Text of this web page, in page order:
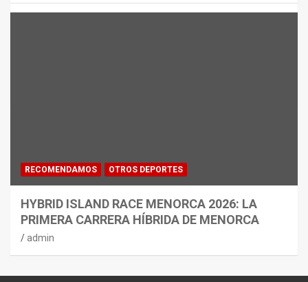
RECOMENDAMOS OTROS DEPORTES
HYBRID ISLAND RACE MENORCA 2026: LA
PRIMERA CARRERA HÍBRIDA DE MENORCA
admin